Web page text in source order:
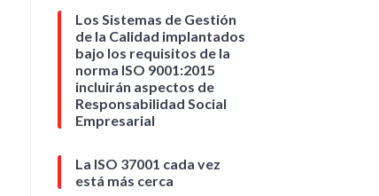
Los Sistemas de Gestión
de la Calidad implantados
bajo los requisitos de la
norma ISO 9001:2015
incluirán aspectos de
Responsabilidad Social
Empresarial
La ISO 37001 cada vez
está más cerca